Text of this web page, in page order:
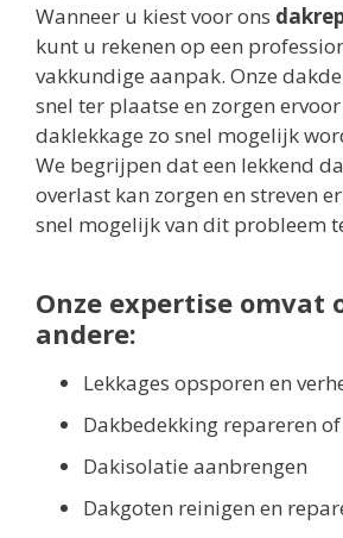
Wanneer u kiest voor ons
kunt u rekenen op een
vakkundige aanpak. Onze
snel ter plaatse en zorgen
daklekkage zo snel mogelijk
We begrijpen dat een lekkend
overlast kan zorgen en streven
snel mogelijk van dit probleem
Onze expertise omvat
andere:
Lekkages opsporen en
Dakbedekking repareren
Dakisolatie aanbrengen
Dakgoten reinigen en